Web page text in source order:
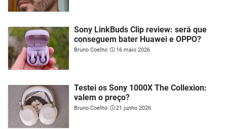
Sony LinkBuds Clip review: será que
conseguem bater Huawei e OPPO?
Bruno Coelho 16 maio 2026
Testei os Sony 1000X The Collexion:
valem o preço?
Bruno Coelho 21 junho 2026